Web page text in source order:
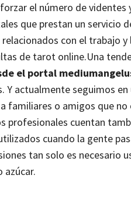
el número de
que prestan un servicio
con el trabajo
de tarot online.Una
el portal
actualmente seguimos en
familiares o amigos que
profesionales cuentan
cuando la gente
tan solo es necesario
azúcar.